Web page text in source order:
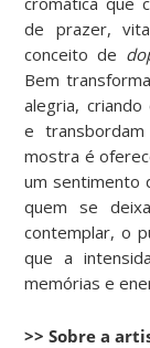
de prazer,
conceito de
Bem
alegria,
e
mostra é
um sentimento
quem se
contemplar, o
que a
memórias e
>> Sobre a